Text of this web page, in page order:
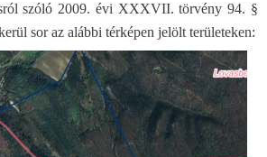
szóló 2009. évi XXXVII. törvény 94. §
sor az alábbi térképen jelölt területeken: